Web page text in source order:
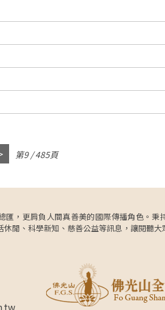
第9 / 485頁
，更肩負人間真善美的國際傳播角色。秉
閒、科學新知、慈善公益等訊息，讓閱聽